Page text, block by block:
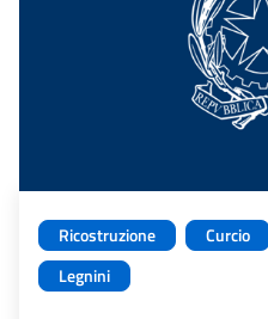
Ricostruzione
Curcio
Legnini